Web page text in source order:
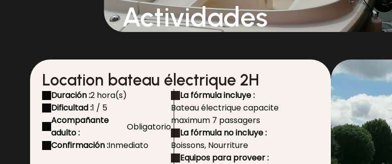
Actividades
Location bateau électrique 2H
Duración :2 hora(s)
Dificultad :1 / 5
Acompañante
adulto :
Obligatorio
Confirmación :Inmediato
La fórmula incluye :
Bateau électrique capacite
maximum 7 passagers
La fórmula no incluye :
Boissons, Nourriture
Equipos para proveer :